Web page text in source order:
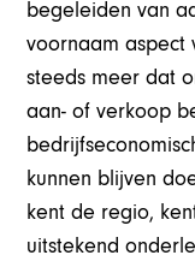
begeleiden van
voornaam aspect
steeds meer dat
aan- of verkoop
kunnen blijven
kent de regio,
uitstekend